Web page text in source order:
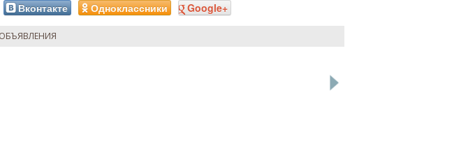
Вконтакте Одноклассники Google+